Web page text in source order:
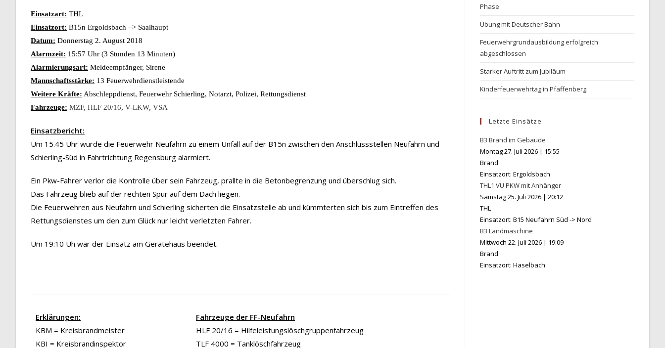
Einsatzart: THL
Einsatzort: B15n Ergoldsbach –> Saalhaupt
Datum: Donnerstag 2. August 2018
Alarmzeit: 15:57 Uhr (3 Stunden 13 Minuten)
Alarmierungsart: Meldeempfänger, Sirene
Mannschaftsstärke: 13 Feuerwehrdienstleistende
Weitere Kräfte: Abschleppdienst, Feuerwehr Schierling, Notarzt, Polizei, Rettungsdienst
Fahrzeuge: MZF, HLF 20/16, V-LKW, VSA
Einsatzbericht:
Um 15.45 Uhr wurde die Feuerwehr Neufahrn zu einem Unfall auf der B15n zwischen den Anschlussstellen Neufahrn und
Schierling-Süd in Fahrtrichtung Regensburg alarmiert.
Ein Pkw-Fahrer verlor die Kontrolle über sein Fahrzeug, prallte in die Betonbegrenzung und überschlug sich.
Das Fahrzeug blieb auf der rechten Spur auf dem Dach liegen.
Die Feuerwehren aus Neufahrn und Schierling sicherten die Einsatzstelle ab und kümmterten sich bis zum Eintreffen des
Rettungsdienstes um den zum Glück nur leicht verletzten Fahrer.
Um 19:10 Uh war der Einsatz am Gerätehaus beendet.
Erklärungen:
KBM = Kreisbrandmeister
KBI = Kreisbrandinspektor
Fahrzeuge der FF-Neufahrn
HLF 20/16 = Hilfeleistungslöschgruppenfahrzeug
TLF 4000 = Tanklöschfahrzeug
Phase
Übung mit Deutscher Bahn
Feuerwehrgrundausbildung erfolgreich
abgeschlossen
Starker Auftritt zum Jubiläum
Kinderfeuerwehrtag in Pfaffenberg
Letzte Einsätze
B3 Brand im Gebäude
Montag 27. Juli 2026 | 15:55
Brand
Einsatzort: Ergoldsbach
THL1 VU PKW mit Anhänger
Samstag 25. Juli 2026 |20:12
THL
Einsatzort: B15 Neufahrn Süd -> Nord
B3 Landmaschine
Mittwoch 22. Juli 2026 | 19:09
Brand
Einsatzort: Haselbach